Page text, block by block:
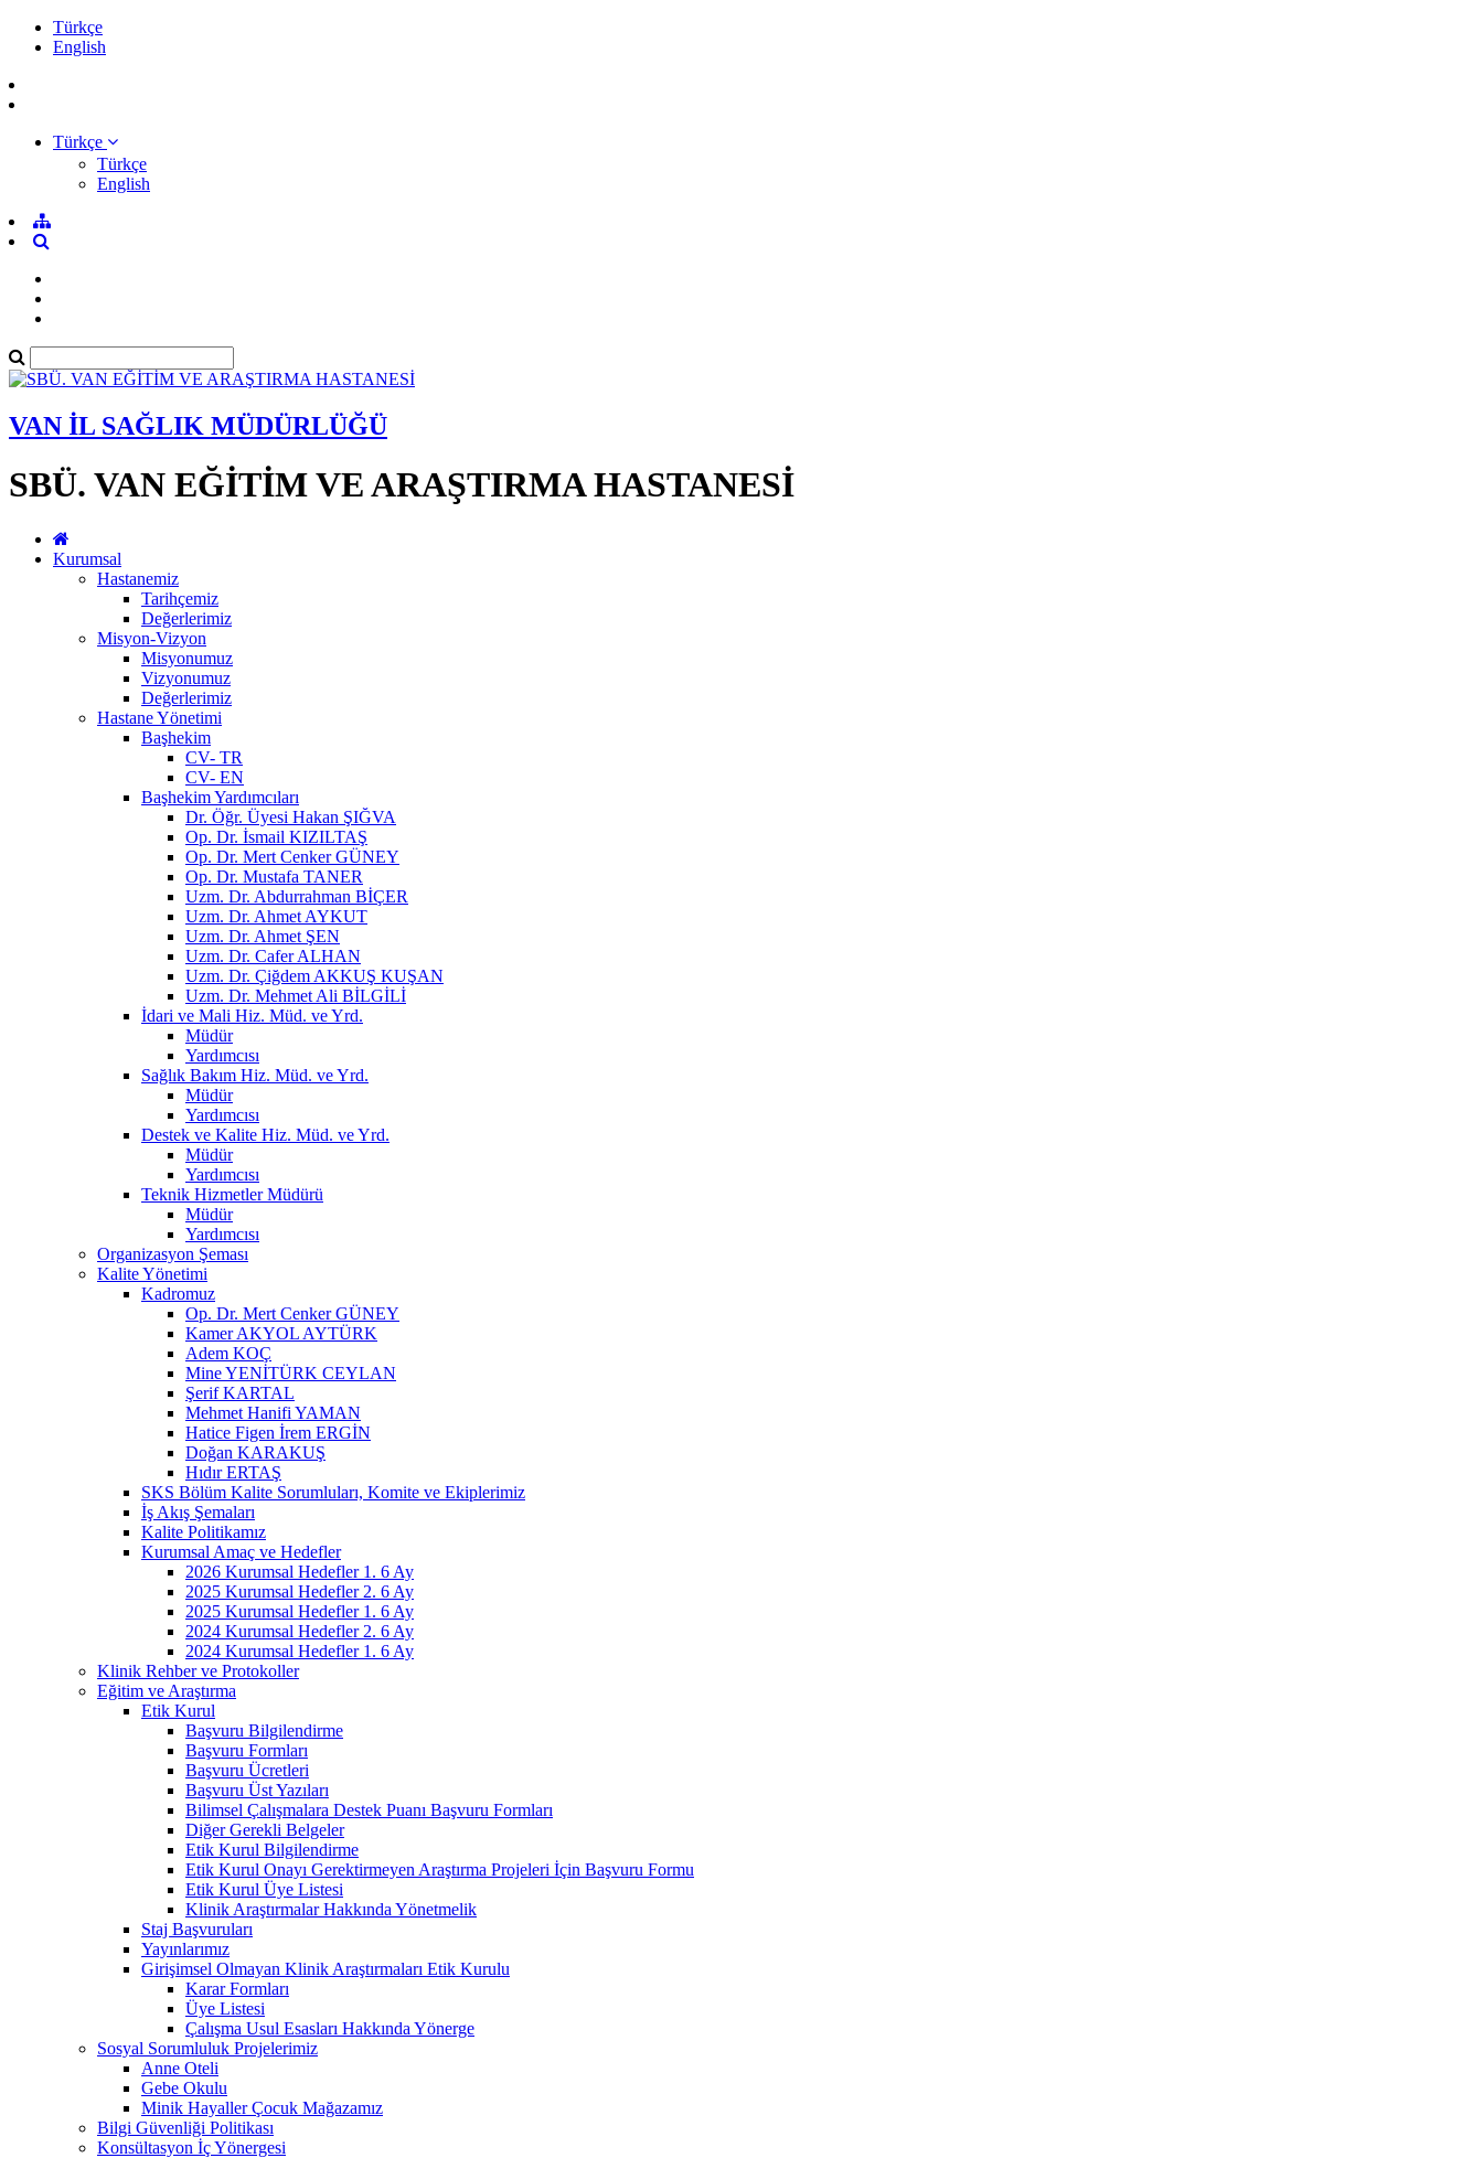
Türkçe
English
Türkçe
Türkçe
English
VAN İL SAĞLIK MÜDÜRLÜĞÜ
SBÜ. VAN EĞİTİM VE ARAŞTIRMA HASTANESİ
Kurumsal
Hastanemiz
Tarihçemiz
Değerlerimiz
Misyon-Vizyon
Misyonumuz
Vizyonumuz
Değerlerimiz
Hastane Yönetimi
Başhekim
CV- TR
CV- EN
Başhekim Yardımcıları
Dr. Öğr. Üyesi Hakan ŞIĞVA
Op. Dr. İsmail KIZILTAŞ
Op. Dr. Mert Cenker GÜNEY
Op. Dr. Mustafa TANER
Uzm. Dr. Abdurrahman BİÇER
Uzm. Dr. Ahmet AYKUT
Uzm. Dr. Ahmet ŞEN
Uzm. Dr. Cafer ALHAN
Uzm. Dr. Çiğdem AKKUŞ KUŞAN
Uzm. Dr. Mehmet Ali BİLGİLİ
İdari ve Mali Hiz. Müd. ve Yrd.
Müdür
Yardımcısı
Sağlık Bakım Hiz. Müd. ve Yrd.
Müdür
Yardımcısı
Destek ve Kalite Hiz. Müd. ve Yrd.
Müdür
Yardımcısı
Teknik Hizmetler Müdürü
Müdür
Yardımcısı
Organizasyon Şeması
Kalite Yönetimi
Kadromuz
Op. Dr. Mert Cenker GÜNEY
Kamer AKYOL AYTÜRK
Adem KOÇ
Mine YENİTÜRK CEYLAN
Şerif KARTAL
Mehmet Hanifi YAMAN
Hatice Figen İrem ERGİN
Doğan KARAKUŞ
Hıdır ERTAŞ
SKS Bölüm Kalite Sorumluları, Komite ve Ekiplerimiz
İş Akış Şemaları
Kalite Politikamız
Kurumsal Amaç ve Hedefler
2026 Kurumsal Hedefler 1. 6 Ay
2025 Kurumsal Hedefler 2. 6 Ay
2025 Kurumsal Hedefler 1. 6 Ay
2024 Kurumsal Hedefler 2. 6 Ay
2024 Kurumsal Hedefler 1. 6 Ay
Klinik Rehber ve Protokoller
Eğitim ve Araştırma
Etik Kurul
Başvuru Bilgilendirme
Başvuru Formları
Başvuru Ücretleri
Başvuru Üst Yazıları
Bilimsel Çalışmalara Destek Puanı Başvuru Formları
Diğer Gerekli Belgeler
Etik Kurul Bilgilendirme
Etik Kurul Onayı Gerektirmeyen Araştırma Projeleri İçin Başvuru Formu
Etik Kurul Üye Listesi
Klinik Araştırmalar Hakkında Yönetmelik
Staj Başvuruları
Yayınlarımız
Girişimsel Olmayan Klinik Araştırmaları Etik Kurulu
Karar Formları
Üye Listesi
Çalışma Usul Esasları Hakkında Yönerge
Sosyal Sorumluluk Projelerimiz
Anne Oteli
Gebe Okulu
Minik Hayaller Çocuk Mağazamız
Bilgi Güvenliği Politikası
Konsültasyon İç Yönergesi